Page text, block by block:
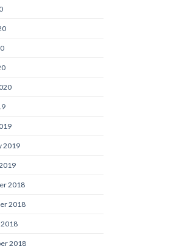
2019
2018
2018
2018